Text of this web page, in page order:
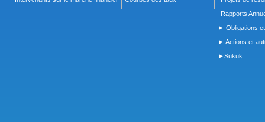
Rapports
► Obligations
► Actions et
►Sukuk